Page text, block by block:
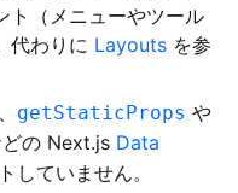
ト（メニューやツール
代わりに Layouts を参
getStaticProps や
どの Next.js Data
していません。